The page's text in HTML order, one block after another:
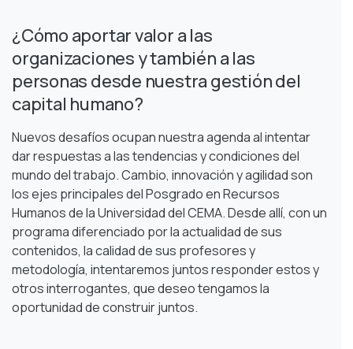
¿Cómo aportar valor a las
organizaciones y también a las
personas desde nuestra gestión del
capital humano?
Nuevos desafíos ocupan nuestra agenda al intentar
dar respuestas a las tendencias y condiciones del
mundo del trabajo. Cambio, innovación y agilidad son
los ejes principales del Posgrado en Recursos
Humanos de la Universidad del CEMA. Desde allí, con un
programa diferenciado por la actualidad de sus
contenidos, la calidad de sus profesores y
metodología, intentaremos juntos responder estos y
otros interrogantes, que deseo tengamos la
oportunidad de construir juntos.